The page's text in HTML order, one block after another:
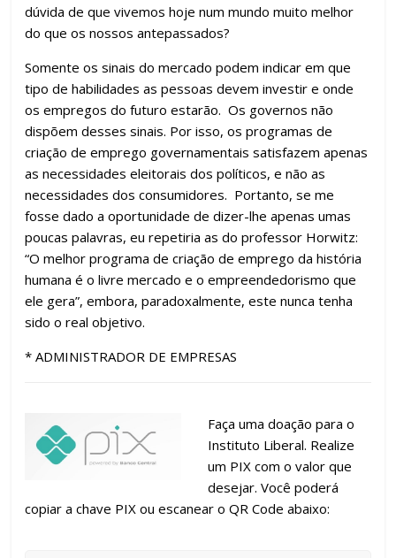
dúvida de que vivemos hoje num mundo muito melhor
do que os nossos antepassados?
Somente os sinais do mercado podem indicar em que
tipo de habilidades as pessoas devem investir e onde
os empregos do futuro estarão. Os governos não
dispõem desses sinais. Por isso, os programas de
criação de emprego governamentais satisfazem apenas
as necessidades eleitorais dos políticos, e não as
necessidades dos consumidores. Portanto, se me
fosse dado a oportunidade de dizer-lhe apenas umas
poucas palavras, eu repetiria as do professor Horwitz:
“O melhor programa de criação de emprego da história
humana é o livre mercado e o empreendedorismo que
ele gera”, embora, paradoxalmente, este nunca tenha
sido o real objetivo.
* ADMINISTRADOR DE EMPRESAS
Faça uma doação para o
Instituto Liberal. Realize
um PIX com o valor que
desejar. Você poderá
copiar a chave PIX ou escanear o QR Code abaixo: